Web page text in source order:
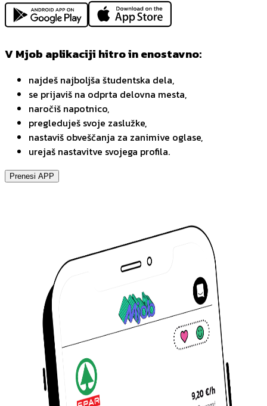
V Mjob aplikaciji hitro in enostavno:
najdeš najboljša študentska dela,
se prijaviš na odprta delovna mesta,
naročiš napotnico,
pregleduješ svoje zaslužke,
nastaviš obveščanja za zanimive oglase,
urejaš nastavitve svojega profila.
Prenesi APP